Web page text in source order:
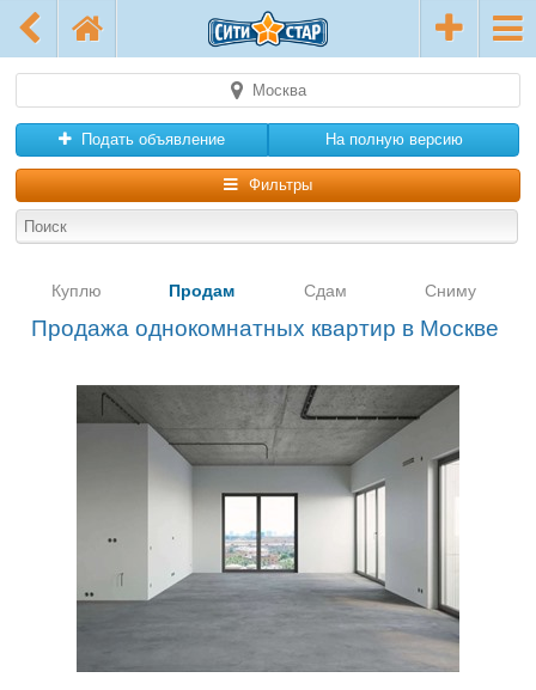
Москва
Подать объявление На полную версию
Фильтры
Куплю Продам Сдам Сниму
Продажа однокомнатных квартир в Москве